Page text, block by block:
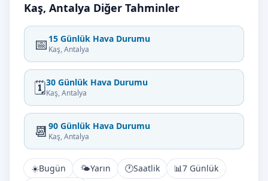
Kaş, Antalya Diğer Tahminler
📅 15 Günlük Hava Durumu
Kaş, Antalya
🗓️30 Günlük Hava Durumu
Kaş, Antalya
📆 90 Günlük Hava Durumu
Kaş, Antalya
☀️Bugün 🌤️Yarın 🕐Saatlik 📊7 Günlük